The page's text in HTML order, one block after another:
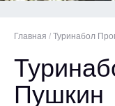
Главная / Туринабол
Пушкин